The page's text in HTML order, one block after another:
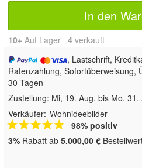
In den
10+ Auf Lager 4 verkauft
, Lastschrift,
Ratenzahlung, Sofortüberweisung,
30 Tagen
Zustellung: Mi, 19. Aug. bis Mo, 31.
Verkäufer: Wohnideebilder
98% positiv
3% Rabatt ab 5.000,00 €